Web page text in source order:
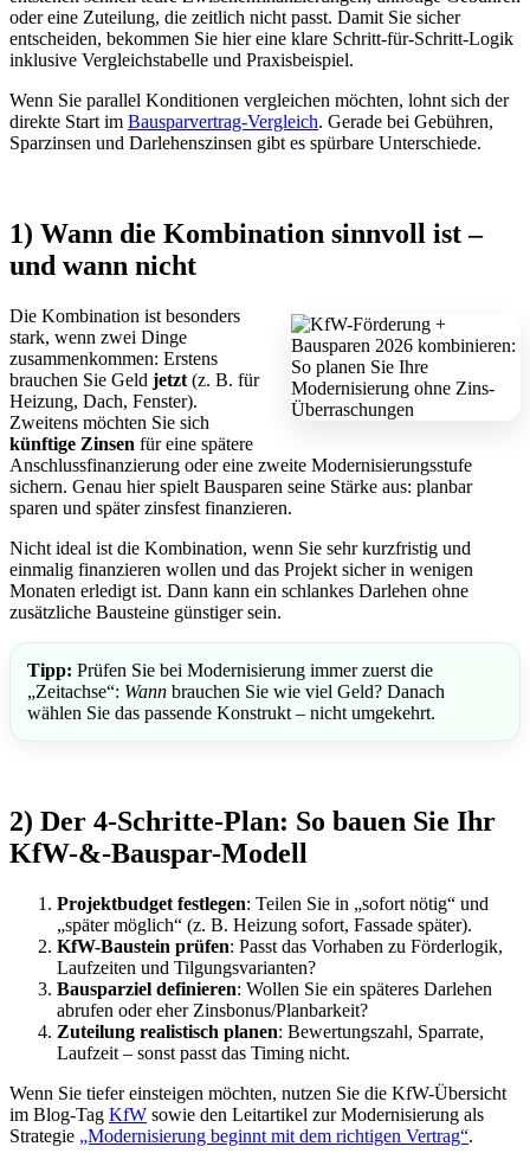
oder eine Zuteilung, die zeitlich nicht passt. Damit Sie sicher
entscheiden, bekommen Sie hier eine klare Schritt-für-Schritt-Logik
inklusive Vergleichstabelle und Praxisbeispiel.
Wenn Sie parallel Konditionen vergleichen möchten, lohnt sich der
direkte Start im Bausparvertrag-Vergleich. Gerade bei Gebühren,
Sparzinsen und Darlehenszinsen gibt es spürbare Unterschiede.
1) Wann die Kombination sinnvoll ist –
und wann nicht
Die Kombination ist besonders
stark, wenn zwei Dinge
zusammenkommen: Erstens
brauchen Sie Geld jetzt (z. B. für
Heizung, Dach, Fenster).
Zweitens möchten Sie sich
künftige Zinsen für eine spätere
Anschlussfinanzierung oder eine zweite Modernisierungsstufe
sichern. Genau hier spielt Bausparen seine Stärke aus: planbar
sparen und später zinsfest finanzieren.
Nicht ideal ist die Kombination, wenn Sie sehr kurzfristig und
einmalig finanzieren wollen und das Projekt sicher in wenigen
Monaten erledigt ist. Dann kann ein schlankes Darlehen ohne
zusätzliche Bausteine günstiger sein.
Tipp: Prüfen Sie bei Modernisierung immer zuerst die
„Zeitachse“: Wann brauchen Sie wie viel Geld? Danach
wählen Sie das passende Konstrukt – nicht umgekehrt.
2) Der 4-Schritte-Plan: So bauen Sie Ihr
KfW-&-Bauspar-Modell
Projektbudget festlegen: Teilen Sie in „sofort nötig“ und
„später möglich“ (z. B. Heizung sofort, Fassade später).
KfW-Baustein prüfen: Passt das Vorhaben zu Förderlogik,
Laufzeiten und Tilgungsvarianten?
Bausparziel definieren: Wollen Sie ein späteres Darlehen
abrufen oder eher Zinsbonus/Planbarkeit?
Zuteilung realistisch planen: Bewertungszahl, Sparrate,
Laufzeit – sonst passt das Timing nicht.
Wenn Sie tiefer einsteigen möchten, nutzen Sie die KfW-Übersicht
im Blog-Tag KfW sowie den Leitartikel zur Modernisierung als
Strategie „Modernisierung beginnt mit dem richtigen Vertrag“.